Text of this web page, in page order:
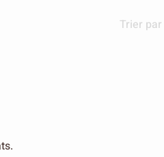
Trier par